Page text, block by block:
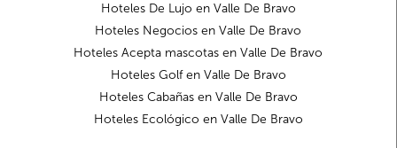
Hoteles De Lujo en Valle De Bravo
Hoteles Negocios en Valle De Bravo
Hoteles Acepta mascotas en Valle De Bravo
Hoteles Golf en Valle De Bravo
Hoteles Cabañas en Valle De Bravo
Hoteles Ecológico en Valle De Bravo